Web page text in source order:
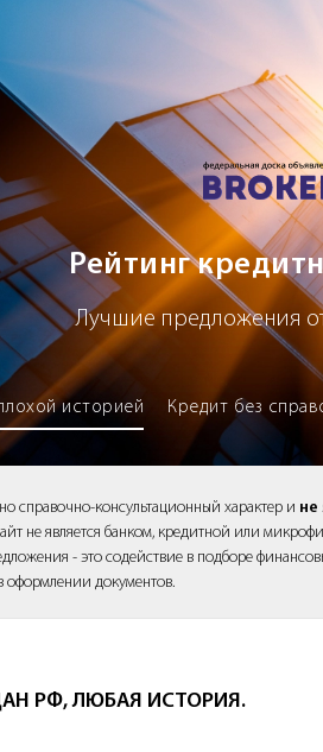
брокеров
Рейтинг
Лучшие предложения
историей Кредит без
справочно-консультационный характер и не
не является банком, кредитной или
- это содействие в подборе
оформлении документов.
РФ, ЛЮБАЯ ИСТОРИЯ.